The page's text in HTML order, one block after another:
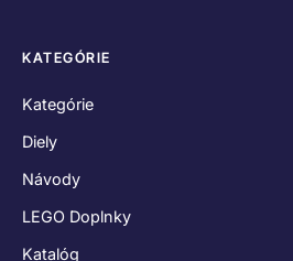
KATEGÓRIE
Kategórie
Diely
Návody
LEGO Doplnky
Katalóg